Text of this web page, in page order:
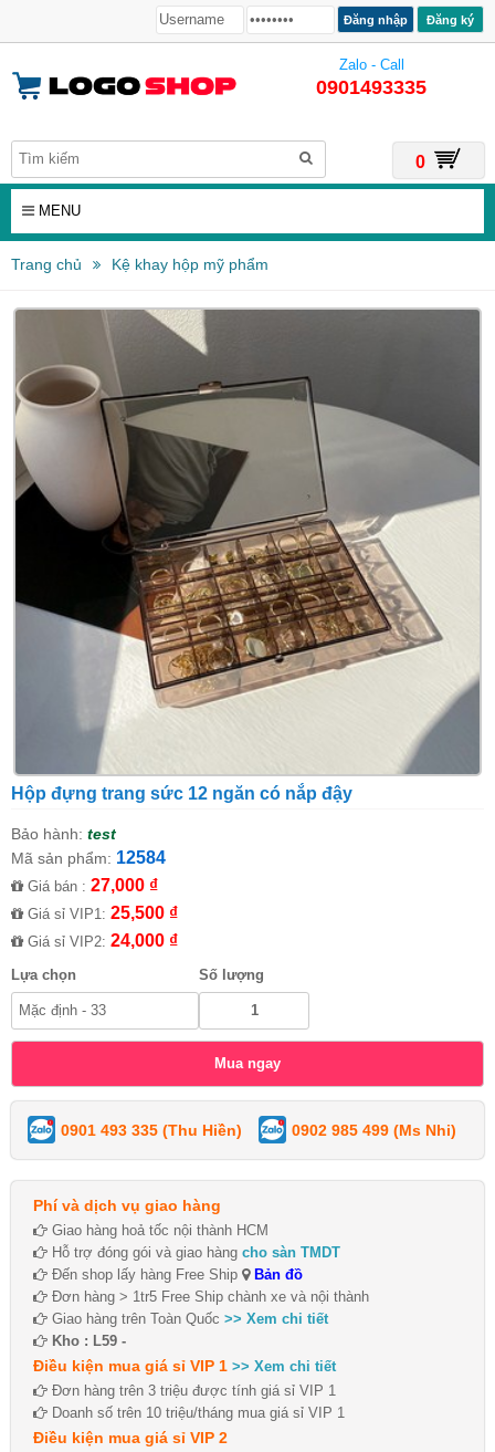
Đăng ký
Zalo - Call
0901493335
0
MENU
Trang chủ Kệ khay hộp mỹ phẩm
Hộp đựng trang sức 12 ngăn có nắp đậy
Bảo hành: test
Mã sản phẩm: 12584
Giá bán : 27,000 ₫
Giá sỉ VIP1: 25,500 ₫
Giá sỉ VIP2: 24,000 ₫
Lựa chọn Số lượng
0901 493 335 (Thu Hiền) 0902 985 499 (Ms Nhi)
Phí và dịch vụ giao hàng
Giao hàng hoả tốc nội thành HCM
Hỗ trợ đóng gói và giao hàng cho sàn TMDT
Đến shop lấy hàng Free Ship
Bản đồ
Đơn hàng > 1tr5 Free Ship chành xe và nội thành
Giao hàng trên Toàn Quốc >> Xem chi tiết
Kho : L59 -
Điều kiện mua giá sỉ VIP 1 >> Xem chi tiết
Đơn hàng trên 3 triệu được tính giá sỉ VIP 1
Doanh số trên 10 triệu/tháng mua giá sỉ VIP 1
Điều kiện mua giá sỉ VIP 2